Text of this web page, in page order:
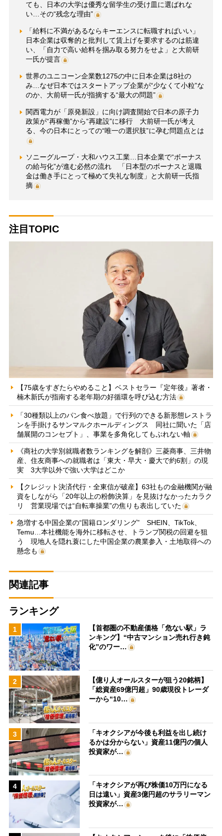
ても、日本の大学は優秀な留学生の受け皿に選ばれな
い…その“残念な理由”
「給料に不満があるならキーエンスに転職すればいい」
日本企業は収奪的と批判して賃上げを要求するのは筋違
い、「自力で高い給料を掴み取る努力をせよ」と大前研
一氏が提言
世界のユニコーン企業数1275の中に日本企業は8社の
み…なぜ日本ではスタートアップ企業が“少なくて小粒”な
のか、大前研一氏が指摘する“最大の問題”
関西電力が「原発新設」に向け調査開始で日本の原子力
政策が“再稼働”から“再建設”に移行 大前研一氏が考え
る、今の日本にとっての“唯一の選択肢”に孕む問題点とは
ソニーグループ・大和ハウス工業…日本企業で“ボーナス
の給与化”が進む必然の流れ 「日本型のボーナスと退職
金は働き手にとって極めて失礼な制度」と大前研一氏指
摘
注目TOPIC
【75歳をすぎたらやめること】ベストセラー『定年後』著者・
楠木新氏が指南する老年期の好循環を呼び込む方法
「30種類以上のパン食べ放題」で行列のできる新形態レストラ
ンを手掛けるサンマルクホールディングス 同社に聞いた「店
舗展開のコンセプト」、事業を多角化してもぶれない軸
《商社の大学別就職者数ランキングを解剖》三菱商事、三井物
産、住友商事への就職者は「東大・早大・慶大で約6割」の現
実 3大学以外で強い大学はどこか
【クレジット決済代行・全東信が破産】63社もの金融機関が融
資をしながら「20年以上の粉飾決算」を見抜けなかったカラク
リ 営業現場では“自転車操業”の焦りも表出していた
急増する中国企業の“国籍ロンダリング” SHEIN、TikTok、
Temu…本社機能を海外に移転させ、トランプ関税の回避を狙
う 現地人を隠れ蓑にした中国企業の農業参入・土地取得への
懸念も
関連記事
ランキング
1
【首都圏の不動産価格「危ない駅」ラ
ンキング】“中古マンション売れ行き鈍
化”のワー…
2
【億り人オールスターが狙う20銘柄】
「総資産69億円超」90歳現役トレーダ
ーから“10…
3
「キオクシアが今後も利益を出し続け
るかは分からない」資産11億円の個人
投資家が…
4
「キオクシアが再び株価10万円になる
日は遠い」資産3億円超のサラリーマン
投資家が…